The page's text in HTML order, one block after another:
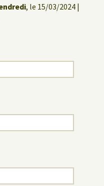
, le 15/03/2024 |